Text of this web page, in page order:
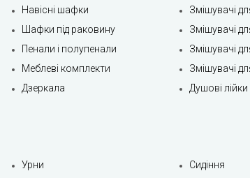
Навісні шафки
Шафки під раковину
Пенали і полупенали
Меблеві комплекти
Дзеркала
Змішувачі
Змішувачі
Змішувачі
Змішувачі
Душові лійки
Урни
Сидіння